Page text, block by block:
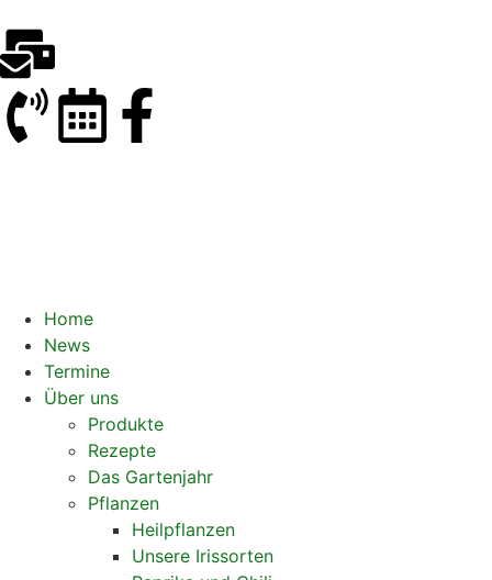
Home
News
Termine
Über uns
Produkte
Rezepte
Das Gartenjahr
Pflanzen
Heilpflanzen
Unsere Irissorten